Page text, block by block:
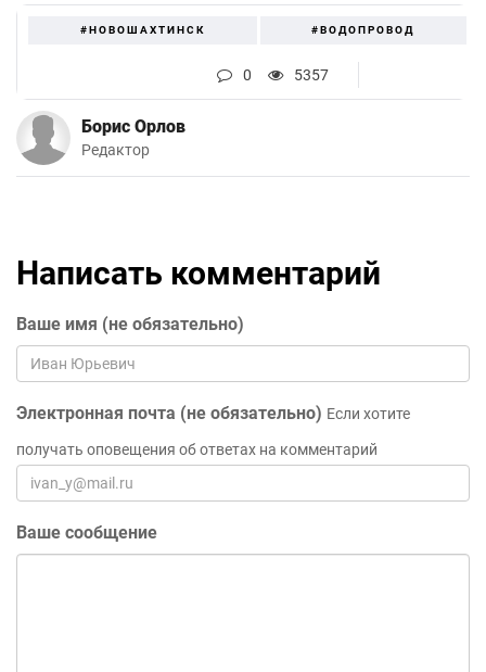
#НОВОШАХТИНСК #ВОДОПРОВОД
0 5357
Борис Орлов
Редактор
Написать комментарий
Ваше имя (не обязательно)
Электронная почта (не обязательно) Если хотите
получать оповещения об ответах на комментарий
Ваше сообщение